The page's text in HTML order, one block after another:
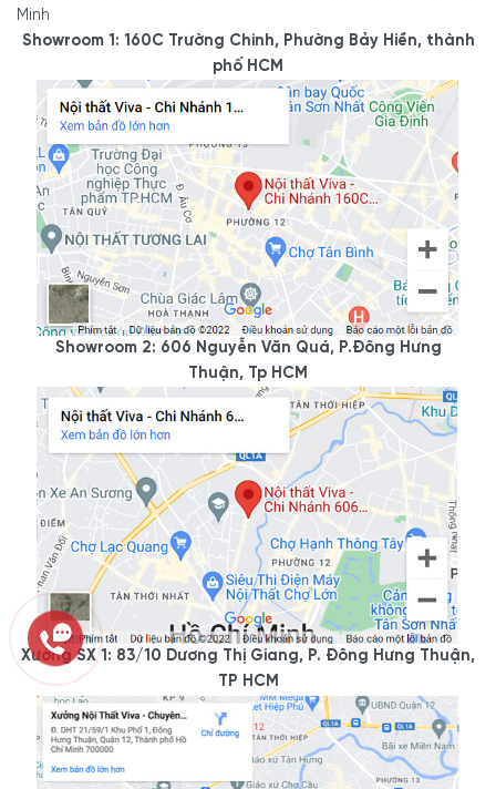
Minh
Showroom 1: 160C Trường Chinh, Phường Bảy Hiền, thành
phố HCM
Showroom 2: 606 Nguyễn Văn Quá, P.Đông Hưng
Thuận, Tp HCM
Xưởng SX 1: 83/10 Dương Thị Giang, P. Đông Hưng Thuận,
TP HCM